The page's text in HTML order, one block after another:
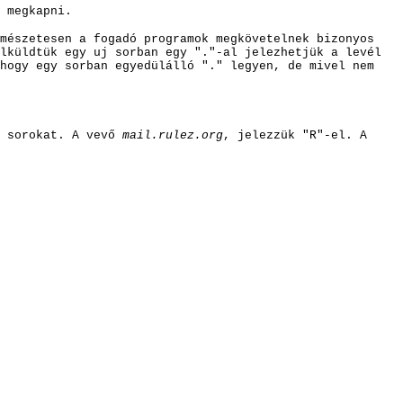
a fogadó programok megkövetelnek bizonyos
egy uj sorban egy "."-al jelezhetjük a levél
egy sorban egyedülálló "." legyen, de mivel nem
A vevő mail.rulez.org, jelezzük "R"-el. A